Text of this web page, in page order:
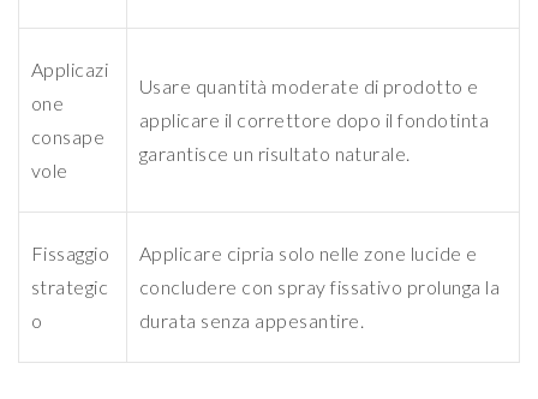
Applicazi
one
consape
vole
Usare quantità moderate di prodotto e
applicare il correttore dopo il fondotinta
garantisce un risultato naturale.
Fissaggio
strategic
o
Applicare cipria solo nelle zone lucide e
concludere con spray fissativo prolunga la
durata senza appesantire.